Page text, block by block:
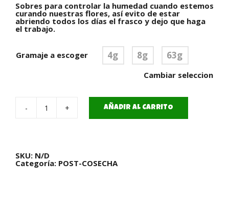
Sobres para controlar la humedad cuando estemos
curando nuestras flores, así evito de estar
abriendo todos los días el frasco y dejo que haga
el trabajo.
Gramaje a escoger 4g 8g 63g
Cambiar seleccion
Sobres
cantidad
AÑADIR AL CARRITO
SKU: N/D
Categoría: POST-COSECHA